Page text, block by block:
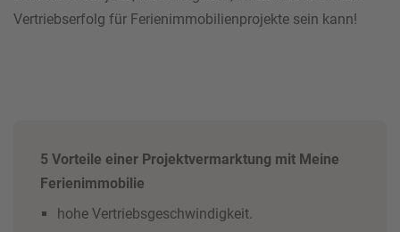
Vertriebserfolg für Ferienimmobilienprojekte sein kann!
5 Vorteile einer Projektvermarktung mit Meine
Ferienimmobilie
hohe Vertriebsgeschwindigkeit.